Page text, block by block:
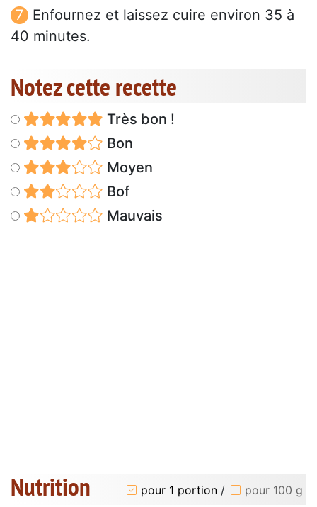
Enfournez et laissez cuire environ 35 à
40 minutes.
Notez cette recette
Très bon !
Bon
Moyen
Bof
Mauvais
Nutrition pour 1 portion / pour 100 g